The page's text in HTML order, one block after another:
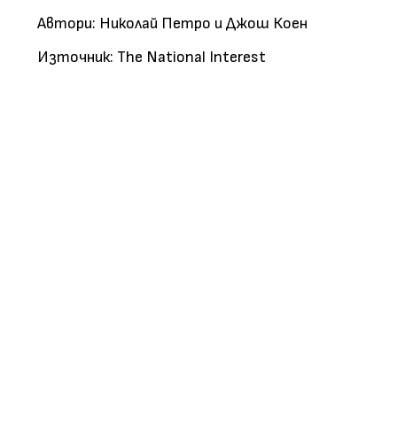
Автори: Николай Петро и Джош Коен
Източник: The National Interest